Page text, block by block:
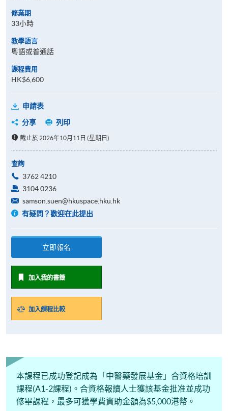
修業期
33小時
教學語言
粵語或普通話
課程費用
HK$6,600
申請表
分享
列印
截止於 2026年10月11日 (星期日)
查詢
3762 4210
3104 0236
samson.suen@hkuspace.hku.hk
有疑問？歡迎在此提出
立即報名
加入我的書籤
加入課程比較
本課程已成功登記成為「中醫藥發展基金」合資格培訓
課程(A1-2課程)。合資格報讀人士獲該基金批准並成功
修畢課程，最多可獲學費資助金額為$5,000港幣。